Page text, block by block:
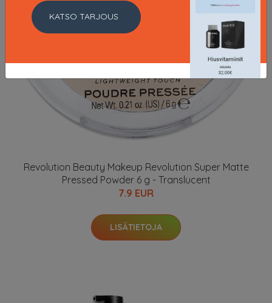
Revolution Beauty Makeup Revolution Super Matte
Pressed Powder 6 g - Translucent
7.9 EUR
LISÄTIETOJA
KATSO TARJOUS